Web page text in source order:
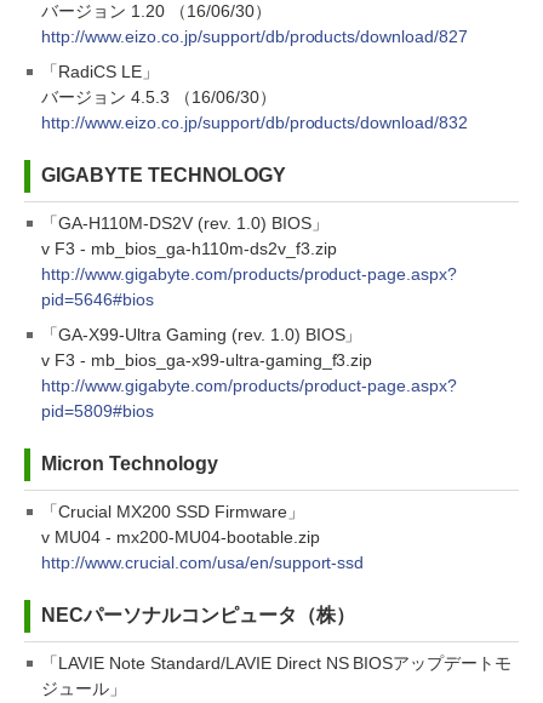
バージョン 1.20 （16/06/30）
http://www.eizo.co.jp/support/db/products/download/827
「RadiCS LE」
バージョン 4.5.3 （16/06/30）
http://www.eizo.co.jp/support/db/products/download/832
GIGABYTE TECHNOLOGY
「GA-H110M-DS2V (rev. 1.0) BIOS」
v F3 - mb_bios_ga-h110m-ds2v_f3.zip
http://www.gigabyte.com/products/product-page.aspx?
pid=5646#bios
「GA-X99-Ultra Gaming (rev. 1.0) BIOS」
v F3 - mb_bios_ga-x99-ultra-gaming_f3.zip
http://www.gigabyte.com/products/product-page.aspx?
pid=5809#bios
Micron Technology
「Crucial MX200 SSD Firmware」
v MU04 - mx200-MU04-bootable.zip
http://www.crucial.com/usa/en/support-ssd
NECパーソナルコンピュータ（株）
「LAVIE Note Standard/LAVIE Direct NS BIOSアップデートモ
ジュール」